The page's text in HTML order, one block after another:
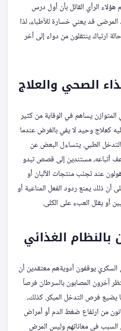
هؤلاء الرأي القائل بأن أول درس
قد يعني خسارة للأطباء، لذا
ارتباك ينتقلون من دواء إلى آخر
الصحي والعلاج
المتوازن يساهم في الوقاية من كثير
كعلاج وحيد لا يفي بالغرض عندما
الطبي. يتساءل البعض عن
أتباعه، مستندين إلى قصص تبدو
عند تجنّب منتجات الألبان أو
أن ذلك يمنع ردود الفعل المناعية أو
أو يقلل العبء على الكلى.
بالنظام الغذائي
يوقفون أدويةهم معتقدين أن
آخرون المصابون بالسرطان فرصاً
فرص التدخل المبكر. كذلك،
من ارتفاع ضغط الدم أو أمراض
السبب في معاناتهم وليس المرض